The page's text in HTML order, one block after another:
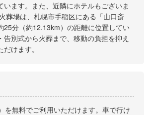
います。また、近隣にホテルもございま
葬場は、札幌市手稲区にある「山口斎
25分（約12.13km）の距離に位置してい
告別式から火葬まで、移動の負担を抑え
けます。
を無料でご利用いただけます。車で行け